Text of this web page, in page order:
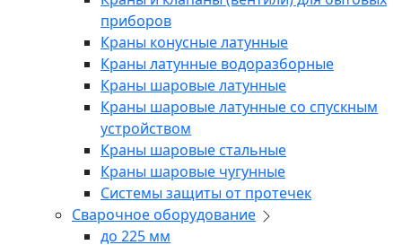
приборов
Краны конусные латунные
Краны латунные водоразборные
Краны шаровые латунные
Краны шаровые латунные со спускным
устройством
Краны шаровые стальные
Краны шаровые чугунные
Системы защиты от протечек
Сварочное оборудование
до 225 мм